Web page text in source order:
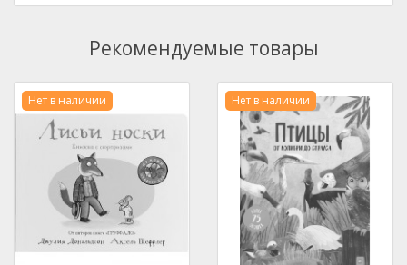
Рекомендуемые товары
Нет в наличии Нет в наличии